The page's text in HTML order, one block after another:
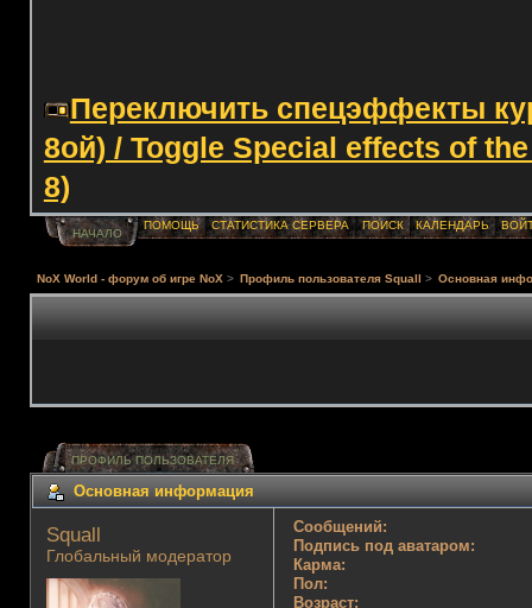
Переключить спецэффекты
8ой) / Toggle Special effects of
8)
НАЧАЛО
ПОМОЩЬ СТАТИСТИКА СЕРВЕРА ПОИСК КАЛЕНДАРЬ
NoX World - форум об игре NoX > Профиль пользователя Squall > Основная
ПРОФИЛЬ ПОЛЬЗОВАТЕЛЯ
Основная информация
Squall
Глобальный модератор
Сообщений:
Подпись под аватаром:
Карма:
Пол:
Возраст: